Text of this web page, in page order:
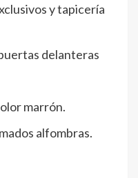
y tapicería
delanteras
marrón.
alfombras.